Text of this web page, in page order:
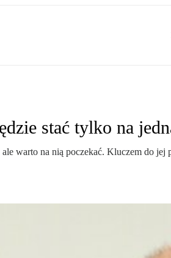
stać tylko na
warto na nią poczekać. Kluczem do